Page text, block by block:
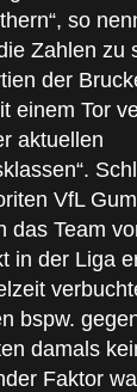
so
Zahlen zu
der
einem Tor
aktuellen
VfL
das Team
in der Liga
bspw.
damals
Faktor